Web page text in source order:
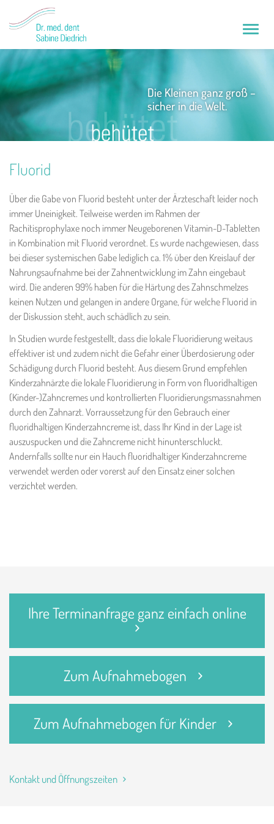
Toggle
Die Kleinen ganz groß –
sicher in die Welt.
Fluorid
Über die Gabe von Fluorid besteht unter der Ärzteschaft leider noch
immer Uneinigkeit. Teilweise werden im Rahmen der
Rachitisprophylaxe noch immer Neugeborenen Vitamin-D-Tabletten
in Kombination mit Fluorid verordnet. Es wurde nachgewiesen, dass
bei dieser systemischen Gabe lediglich ca. 1% über den Kreislauf der
Nahrungsaufnahme bei der Zahnentwicklung im Zahn eingebaut
wird. Die anderen 99% haben für die Härtung des Zahnschmelzes
keinen Nutzen und gelangen in andere Organe, für welche Fluorid in
der Diskussion steht, auch schädlich zu sein.
In Studien wurde festgestellt, dass die lokale Fluoridierung weitaus
effektiver ist und zudem nicht die Gefahr einer Überdosierung oder
Schädigung durch Fluorid besteht. Aus diesem Grund empfehlen
Kinderzahnärzte die lokale Fluoridierung in Form von fluoridhaltigen
(Kinder-)Zahncremes und kontrollierten Fluoridierungsmassnahmen
durch den Zahnarzt. Vorraussetzung für den Gebrauch einer
fluoridhaltigen Kinderzahncreme ist, dass Ihr Kind in der Lage ist
auszuspucken und die Zahncreme nicht hinunterschluckt.
Andernfalls sollte nur ein Hauch fluoridhaltiger Kinderzahncreme
verwendet werden oder vorerst auf den Einsatz einer solchen
verzichtet werden.
Ihre Terminanfrage ganz einfach online
Zum Aufnahmebogen
Zum Aufnahmebogen für Kinder
Kontakt und Öffnungszeiten